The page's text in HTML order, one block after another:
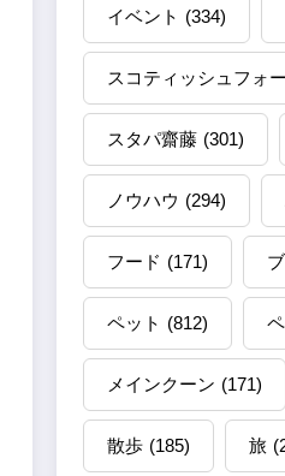
イベント (334)
スコティッシュフォ
スタパ齋藤 (301)
ノウハウ (294)
フード (171)
ペット (812)
メインクーン (171)
散歩 (185) 旅